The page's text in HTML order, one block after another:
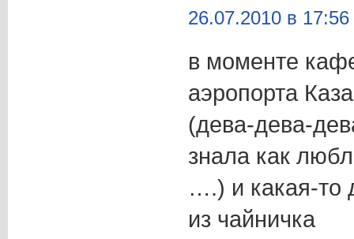
26.07.2010 в 17:56
в моменте
аэропорта
(дева-дева-
знала как
….) и какая-то
из чайничка